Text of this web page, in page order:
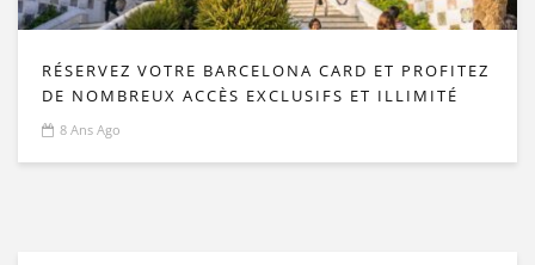
RÉSERVEZ VOTRE BARCELONA CARD ET PROFITEZ
DE NOMBREUX ACCÈS EXCLUSIFS ET ILLIMITÉ
8 Ans Ago